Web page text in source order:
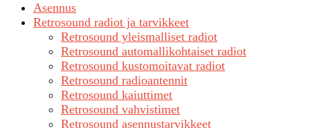
Asennus
Retrosound radiot ja tarvikkeet
Retrosound yleismalliset radiot
Retrosound automallikohtaiset radiot
Retrosound kustomoitavat radiot
Retrosound radioantennit
Retrosound kaiuttimet
Retrosound vahvistimet
Retrosound asennustarvikkeet